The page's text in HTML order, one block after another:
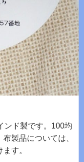
ンド製です。100均
製品については、
す。